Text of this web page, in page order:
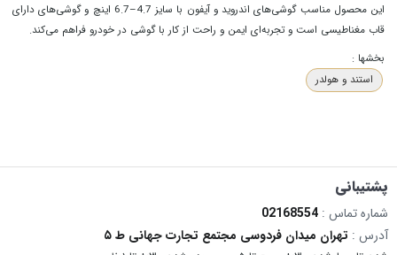
این محصول مناسب گوشی‌های اندروید و آیفون با سایز 4.7–6.7 اینچ و گوشی‌های دارای
قاب مغناطیسی است و تجربه‌ای ایمن و راحت از کار با گوشی در خودرو فراهم می‌کند.
بخشها :
استند و هولدر
پشتیبانی
شماره تماس : 02168554
آدرس : تهران میدان فردوسی مجتمع تجارت جهانی ط ۵